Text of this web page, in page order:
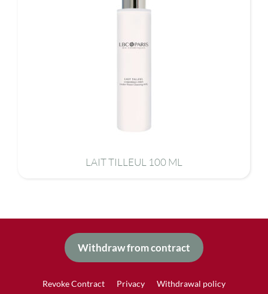
LAIT TILLEUL 100 ML
Withdraw from contract
Revoke Contract Privacy Withdrawal policy